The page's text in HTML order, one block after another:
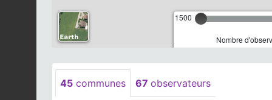
1500
Nombre
45 communes 67 observateurs